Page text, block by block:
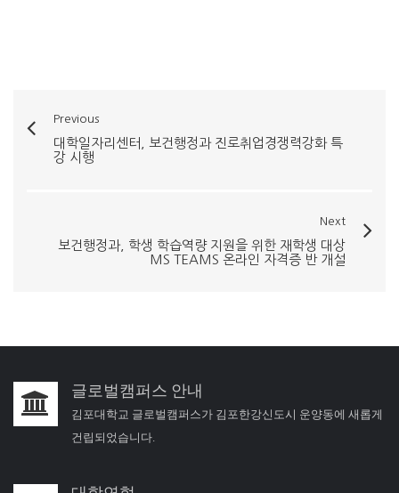
Previous
대학일자리센터, 보건행정과 진로취업경쟁력강화 특
강 시행
Next
보건행정과, 학생 학습역량 지원을 위한 재학생 대상
MS TEAMS 온라인 자격증 반 개설
글로벌캠퍼스 안내
김포대학교 글로벌캠퍼스가 김포한강신도시 운양동에 새롭게
건립되었습니다.